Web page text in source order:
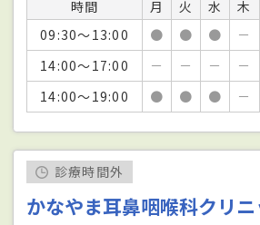
時間 月 火 水 木
09:30～13:00
● ● ● －
14:00～17:00
－ － － －
14:00～19:00
● ● ● －
診療時間外
かなやま耳鼻咽喉科クリニ